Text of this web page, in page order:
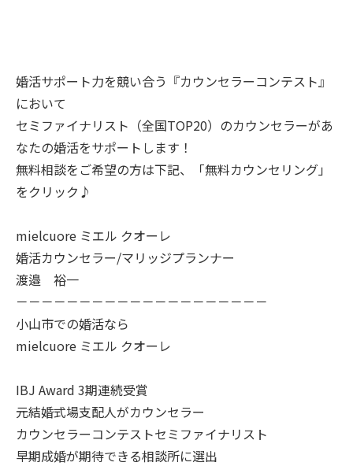
婚活サポート力を競い合う『カウンセラーコンテスト』
において
セミファイナリスト（全国TOP20）のカウンセラーがあ
なたの婚活をサポートします！
無料相談をご希望の方は下記、「無料カウンセリング」
をクリック♪
mielcuore ミエル クオーレ
婚活カウンセラー/マリッジプランナー
渡邉 裕一
－－－－－－－－－－－－－－－－－－－－
小山市での婚活なら
mielcuore ミエル クオーレ
IBJ Award 3期連続受賞
元結婚式場支配人がカウンセラー
カウンセラーコンテストセミファイナリスト
早期成婚が期待できる相談所に選出